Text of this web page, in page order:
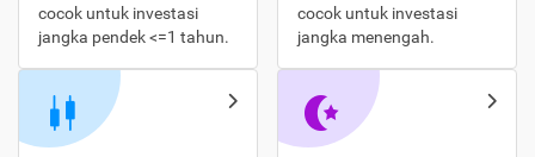
cocok untuk investasi
jangka pendek <=1 tahun.
cocok untuk investasi
jangka menengah.